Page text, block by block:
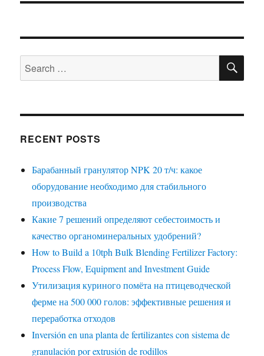
Search
for:
RECENT POSTS
Барабанный гранулятор NPK 20 т/ч: какое
оборудование необходимо для стабильного
производства
Какие 7 решений определяют себестоимость и
качество органоминеральных удобрений?
How to Build a 10tph Bulk Blending Fertilizer Factory:
Process Flow, Equipment and Investment Guide
Утилизация куриного помёта на птицеводческой
ферме на 500 000 голов: эффективные решения и
переработка отходов
Inversión en una planta de fertilizantes con sistema de
granulación por extrusión de rodillos